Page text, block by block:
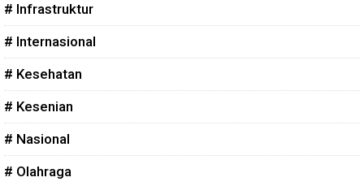
# Infrastruktur
# Internasional
# Kesehatan
# Kesenian
# Nasional
# Olahraga